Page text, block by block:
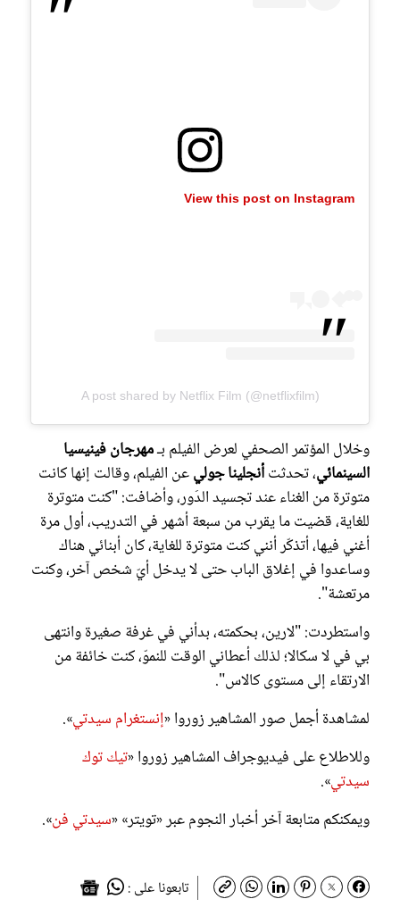
View this post on Instagram
A post shared by Netflix Film (@netflixfilm)
وخلال المؤتمر الصحفي لعرض الفيلم بـمهرجان فينيسيا
السينمائي، تحدثتأنجلينا جوليعن الفيلم، وقالت إنها كانت
متوترة من الغناء عند تجسيد الدَور، وأضافت: "كنت متوترة
للغاية، قضيت ما يقرب من سبعة أشهر في التدريب، أول مرة
أغني فيها، أتذكّر أنني كنت متوترة للغاية، كان أبنائي هناك
وساعدوا في إغلاق الباب حتى لا يدخل أيّ شخص آخر، وكنت
مرتعشة".
واستطردت: "لارين، بحكمته، بدأني في غرفة صغيرة وانتهى
بي في لا سكالا؛ لذلك أعطاني الوقت للنموّ، كنت خائفة من
الارتقاء إلى مستوى كالاس".
لمشاهدة أجمل صور المشاهير زوروا «إنستغرام سيدتي».
وللاطلاع على فيديوجراف المشاهير زوروا «تيك توك
سيدتي».
ويمكنكم متابعة آخر أخبار النجوم عبر «تويتر» «سيدتي فن».
تابعونا على :